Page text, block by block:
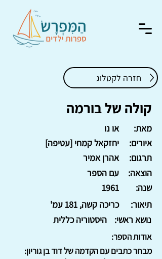
חזרה לקטלוג
קולה של בורמה
או נו
מאת:
יחזקאל קמחי [עטיפה]
איורים:
אהרן אמיר
תרגום:
עם הספר
הוצאה:
1961
שנה:
כריכה קשה, 181 עמ'
תיאור:
היסטוריה כללית
נושא ראשי:
אודות הספר:
מבחר כתבים עם הקדמה של דוד בן גוריון: